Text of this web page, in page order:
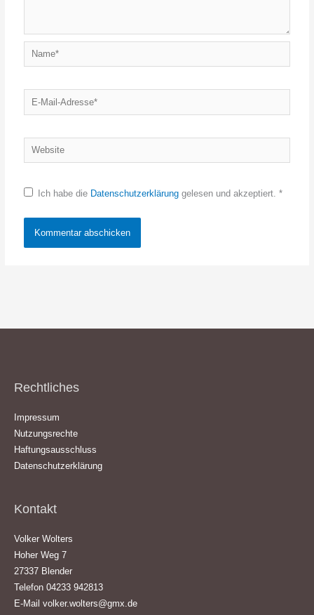
Name*
E-
Mail-
Website
Ich habe die Datenschutzerklärunggelesen und akzeptiert. *
Rechtliches
Impressum
Nutzungsrechte
Haftungsausschluss
Datenschutzerklärung
Kontakt
Volker Wolters
Hoher Weg 7
27337 Blender
Telefon 04233 942813
E-Mail volker.wolters@gmx.de